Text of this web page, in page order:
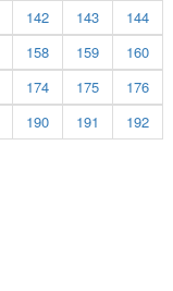
142 143
144
158 159
160
174 175
176
190 191
192